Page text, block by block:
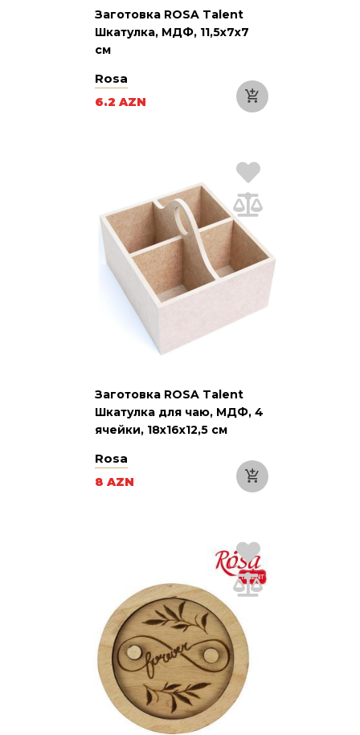
Заготовка ROSA Talent
Шкатулка, МДФ, 11,5х7х7
см
Rosa
6.2 AZN
Заготовка ROSA Talent
Шкатулка для чаю, МДФ, 4
ячейки, 18х16х12,5 см
Rosa
8 AZN